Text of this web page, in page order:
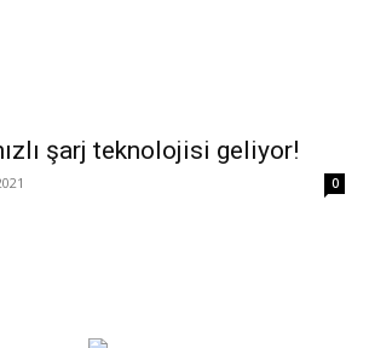
şarj teknolojisi geliyor!
0